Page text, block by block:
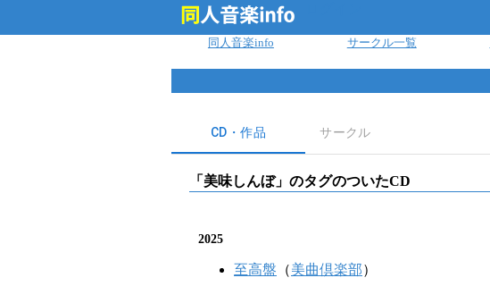
同人音楽info サークル一覧
CD・作品 サークル
「 美味しんぼ」のタグのついたCD
2025
至高盤 （美曲倶楽部）